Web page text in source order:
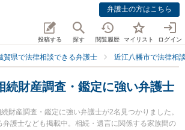
弁護士の方はこちら
投稿する 探す 閲覧履歴 マイリスト ログイン
賀県で法律相談できる弁護士 近江八幡市で法律相
続財産調査・鑑定に強い弁護士
財産調査・鑑定に強い弁護士が2名見つかりました。
弁護士なども掲載中。相続・遺言に関係する家族間の